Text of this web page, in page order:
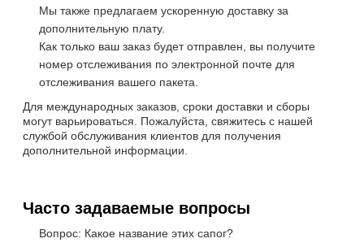
Мы также предлагаем ускоренную доставку за
дополнительную плату.
Как только ваш заказ будет отправлен, вы получите
номер отслеживания по электронной почте для
отслеживания вашего пакета.
Для международных заказов, сроки доставки и сборы
могут варьироваться. Пожалуйста, свяжитесь с нашей
службой обслуживания клиентов для получения
дополнительной информации.
Часто задаваемые вопросы
Вопрос: Какое название этих сапог?